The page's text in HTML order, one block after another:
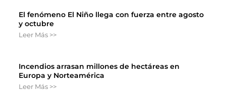
El fenómeno El Niño llega con fuerza entre agosto
y octubre
Leer Más >>
Incendios arrasan millones de hectáreas en
Europa y Norteamérica
Leer Más >>